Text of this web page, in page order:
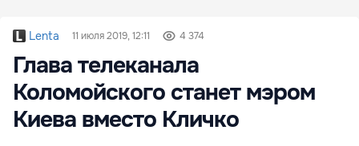
Lenta 11 июля 2019, 12:11 4 374
Глава телеканала
Коломойского станет мэром
Киева вместо Кличко